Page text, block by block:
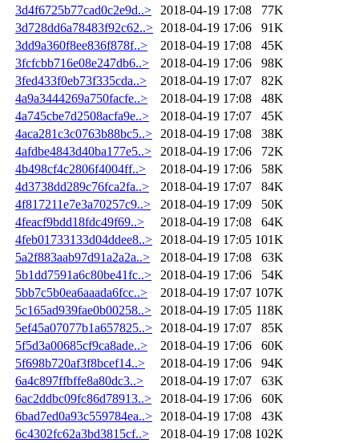
3d4f6725b77cad0c2e9d..>
2018-04-19 17:08
77K
3d728dd6a78483f92c62..> 2018-04-19 17:06
91K
3dd9a360f8ee836f878f..>
2018-04-19 17:08
45K
3fcfcbb716e08e247db6..>
2018-04-19 17:06
98K
3fed433f0eb73f335cda..>
2018-04-19 17:07
82K
4a9a3444269a750facfe..>
2018-04-19 17:08
48K
4a745cbe7d2508acfa9e..>
2018-04-19 17:07
45K
4aca281c3c0763b88bc5..>
2018-04-19 17:08
38K
4afdbe4843d40ba177e5..>
2018-04-19 17:06
72K
4b498cf4c2806f4004ff..>
2018-04-19 17:06
58K
4d3738dd289c76fca2fa..>
2018-04-19 17:07
84K
4f817211e7e3a70257c9..>
2018-04-19 17:09
50K
4feacf9bdd18fdc49f69..>
2018-04-19 17:08
64K
4feb01733133d04ddee8..>
2018-04-19 17:05 101K
5a2f883aab97d91a2a2a..>
2018-04-19 17:08
63K
5b1dd7591a6c80be41fc..>
2018-04-19 17:06
54K
5bb7c5b0ea6aaada6fcc..>
2018-04-19 17:07 107K
5c165ad939fae0b00258..>
2018-04-19 17:05 118K
5ef45a07077b1a657825..>
2018-04-19 17:07
85K
5f5d3a00685cf9ca8ade..>
2018-04-19 17:06
60K
5f698b720af3f8bcef14..>
2018-04-19 17:06
94K
6a4c897ffbffe8a80dc3..>
2018-04-19 17:07
63K
6ac2ddbc09fc86d78913..>
2018-04-19 17:06
60K
6bad7ed0a93c559784ea..>
2018-04-19 17:08
43K
6c4302fc62a3bd3815cf..>
2018-04-19 17:08 102K